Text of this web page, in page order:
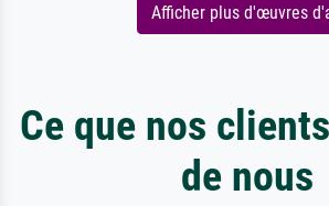
Afficher plus d'œuvres
Ce que nos
de nous